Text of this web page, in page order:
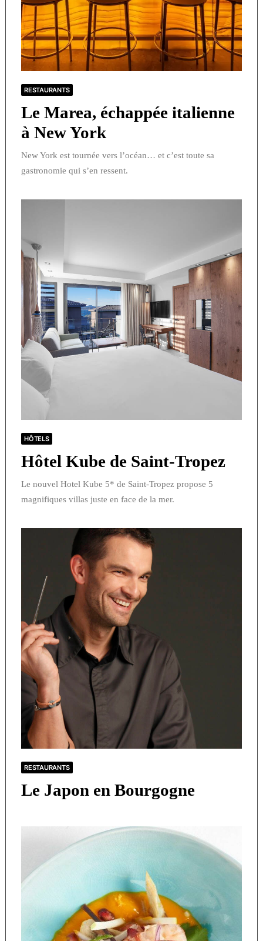
RESTAURANTS
Le Marea, échappée italienne
à New York
New York est tournée vers l’océan… et c’est toute sa
gastronomie qui s’en ressent.
HÔTELS
Hôtel Kube de Saint-Tropez
Le nouvel Hotel Kube 5* de Saint-Tropez propose 5
magnifiques villas juste en face de la mer.
RESTAURANTS
Le Japon en Bourgogne